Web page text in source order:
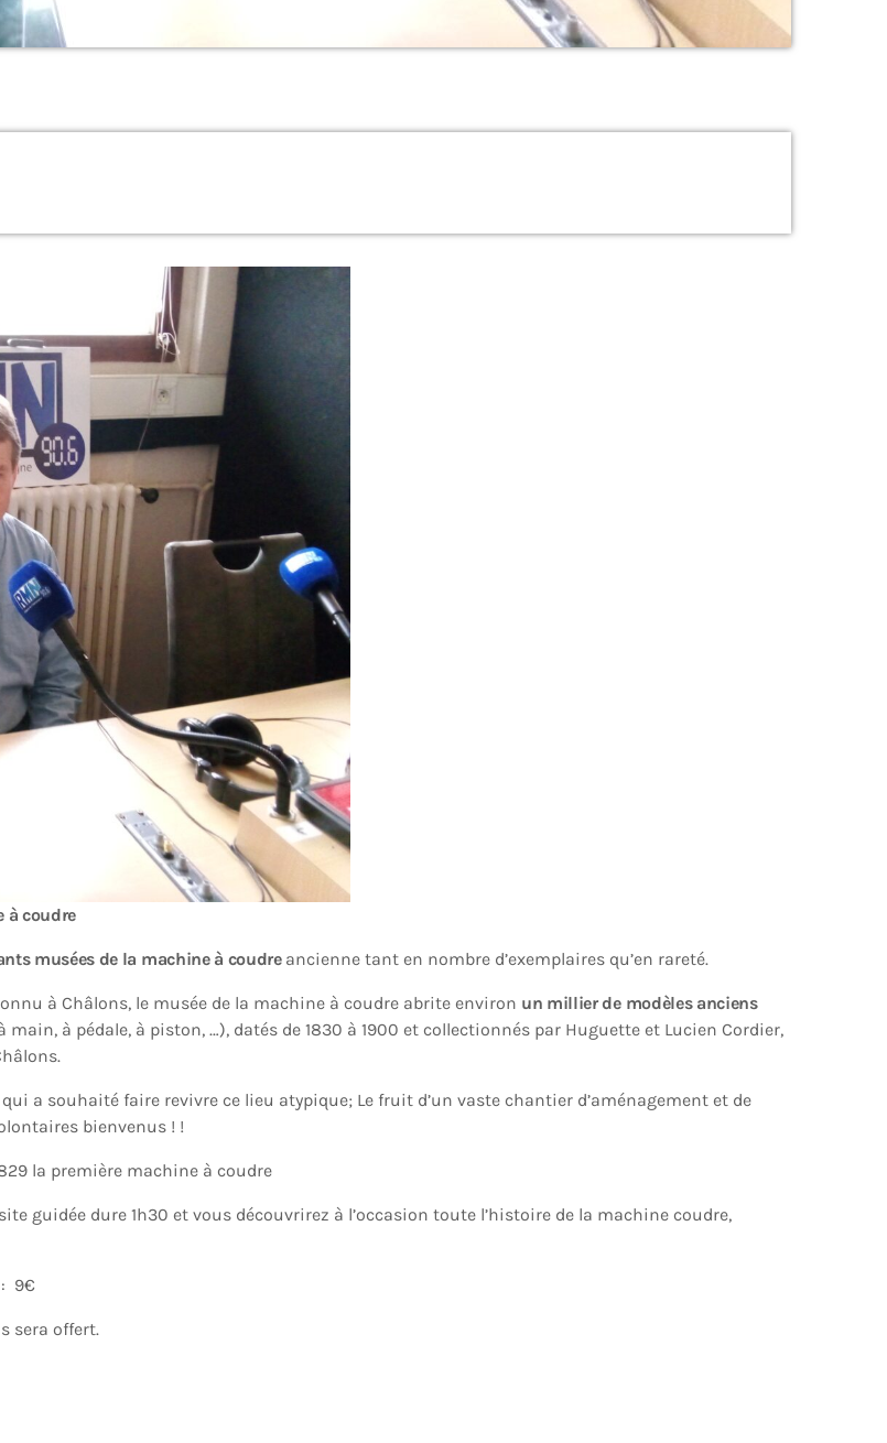
à coudre
musées de la machine à coudre ancienne tant en nombre d’exemplaires qu’en rareté.
à Châlons, le musée de la machine à coudre abrite environ un millier de modèles anciens
à pédale, à piston, …), datés de 1830 à 1900 et collectionnés par Huguette et Lucien Cordier,
qui a souhaité faire revivre ce lieu atypique; Le fruit d’un vaste chantier d’aménagement et de
bienvenus ! !
la première machine à coudre
guidée dure 1h30 et vous découvrirez à l’occasion toute l’histoire de la machine coudre,
: 9€
sera offert.